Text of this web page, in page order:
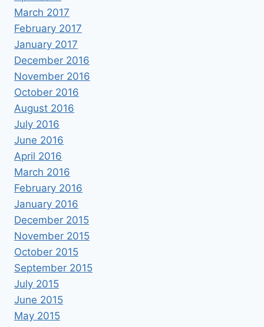
March 2017
February 2017
January 2017
December 2016
November 2016
October 2016
August 2016
July 2016
June 2016
April 2016
March 2016
February 2016
January 2016
December 2015
November 2015
October 2015
September 2015
July 2015
June 2015
May 2015